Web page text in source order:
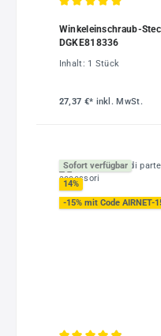
Winkeleinschraub-
DGKE818336
Inhalt: 1 Stück
27,37 €* inkl. MwSt.
Sofort verfügbar
14%
-15% mit Code AIRNET-